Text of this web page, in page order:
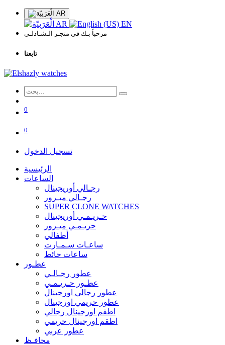
AR
AR EN
مرحباً بـك في متجـر الـشـاذلـي
تابعنا
0
0
تسجيل الدخول
الرئيسية
الساعات
رجـالي أوريجينال
رجـالي ميـرور
SUPER CLONE WATCHES
حـريـمـي أوريجينال
حريـمـي ميـرور
أطفالي
ساعـات سـمـارت
ساعات حائط
عطـور
عطور رجـالـي
عطـور حـريـمـي
عطور رجالي اورجينال
عطور حريمي اورجينال
اطقم اورجينال رجالي
اطقم اورجينال حريمي
عطور عربي
محافـظ